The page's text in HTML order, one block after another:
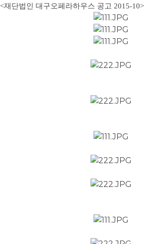
<재단법인 대구오페라하우스 공고 2015-10>